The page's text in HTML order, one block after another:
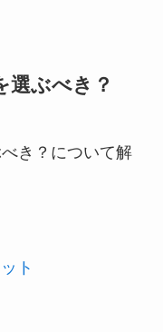
選ぶべき？
き？について解
ト